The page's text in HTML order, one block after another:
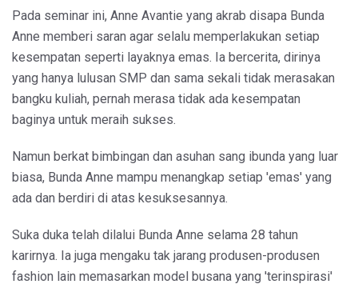
Pada seminar ini, Anne Avantie yang akrab disapa Bunda
Anne memberi saran agar selalu memperlakukan setiap
kesempatan seperti layaknya emas. Ia bercerita, dirinya
yang hanya lulusan SMP dan sama sekali tidak merasakan
bangku kuliah, pernah merasa tidak ada kesempatan
baginya untuk meraih sukses.
Namun berkat bimbingan dan asuhan sang ibunda yang luar
biasa, Bunda Anne mampu menangkap setiap 'emas' yang
ada dan berdiri di atas kesuksesannya.
Suka duka telah dilalui Bunda Anne selama 28 tahun
karirnya. Ia juga mengaku tak jarang produsen-produsen
fashion lain memasarkan model busana yang 'terinspirasi'